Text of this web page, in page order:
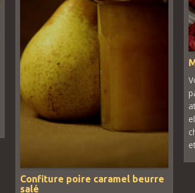
Confiture poire caramel beurre
salé